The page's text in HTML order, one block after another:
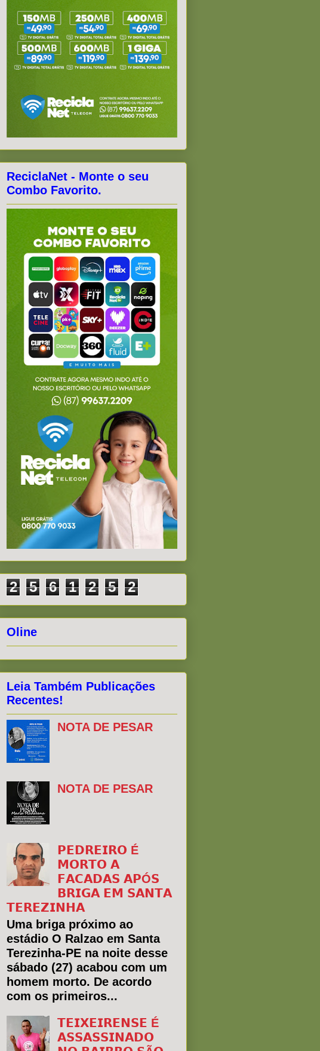
ReciclaNet - Monte o seu
Combo Favorito.
2 5 6 1 2 5 2
Oline
Leia Também Publicações
Recentes!
NOTA DE PESAR
NOTA DE PESAR
𝗣𝗘𝗗𝗥𝗘𝗜𝗥𝗢 É
𝗠𝗢𝗥𝗧𝗢 𝗔
𝗙𝗔𝗖𝗔𝗗𝗔𝗦 𝗔𝗣Ó𝗦
𝗕𝗥𝗜𝗚𝗔 𝗘𝗠 𝗦𝗔𝗡𝗧𝗔
𝗧𝗘𝗥𝗘𝗭𝗜𝗡𝗛𝗔
Uma briga próximo ao
estádio O Ralzao em Santa
Terezinha-PE na noite desse
sábado (27) acabou com um
homem morto. De acordo
com os primeiros...
𝗧𝗘𝗜𝗫𝗘𝗜𝗥𝗘𝗡𝗦𝗘 É
𝗔𝗦𝗦𝗔𝗦𝗦𝗜𝗡𝗔𝗗𝗢